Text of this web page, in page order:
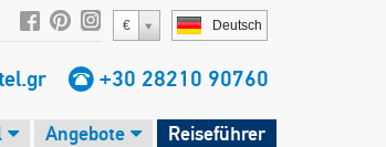
Deutsch
€
+30 28210 90760
Angebote Reiseführer